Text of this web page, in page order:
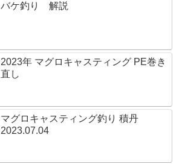
バケ釣り 解説
2023年 マグロキャスティング PE巻き
直し
マグロキャスティング釣り 積丹
2023.07.04